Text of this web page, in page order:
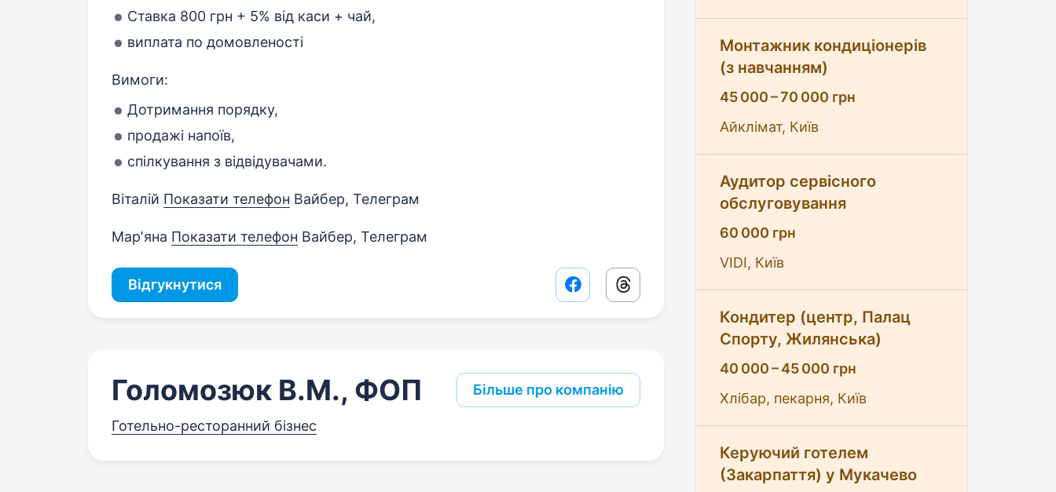
Ставка 800 грн + 5% від каси + чай,
виплата по домовленості
Вимоги:
Дотримання порядку,
продажі напоїв,
спілкування з відвідувачами.
Віталій Показати телефон Вайбер, Телеграм
Марʼяна Показати телефон Вайбер, Телеграм
Відгукнутися Facebook share link
Threads share link
Голомозюк В.М., ФОП
Готельно-ресторанний бізнес
Більше про компанію
Монтажник кондиціонерів
(з навчанням)
45 000 – 70 000 грн
Айклімат, Київ
Аудитор сервісного
обслуговування
60 000 грн
VIDI, Київ
Кондитер (центр, Палац
Спорту, Жилянська)
40 000 – 45 000 грн
Хлібар, пекарня, Київ
Керуючий готелем
(Закарпаття) у Мукачево